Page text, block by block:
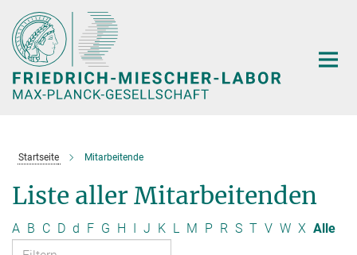
Hauptinhalt
Startseite Mitarbeitende
Liste aller Mitarbeitenden
A B C D d F G H I J K L M P R S T V W X Alle